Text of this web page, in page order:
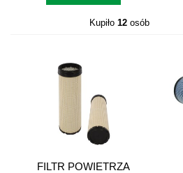
Kupiło 12 osób
FILTR POWIETRZA